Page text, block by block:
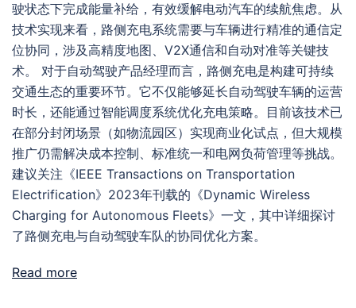
驶状态下完成能量补给，有效缓解电动汽车的续航焦虑。从
技术实现来看，路侧充电系统需要与车辆进行精准的通信定
位协同，涉及高精度地图、V2X通信和自动对准等关键技
术。 对于自动驾驶产品经理而言，路侧充电是构建可持续
交通生态的重要环节。它不仅能够延长自动驾驶车辆的运营
时长，还能通过智能调度系统优化充电策略。目前该技术已
在部分封闭场景（如物流园区）实现商业化试点，但大规模
推广仍需解决成本控制、标准统一和电网负荷管理等挑战。
建议关注《IEEE Transactions on Transportation
Electrification》2023年刊载的《Dynamic Wireless
Charging for Autonomous Fleets》一文，其中详细探讨
了路侧充电与自动驾驶车队的协同优化方案。
Read more